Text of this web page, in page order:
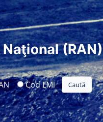
(RAN)
Cod LMI